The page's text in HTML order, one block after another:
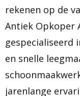
rekenen op de
Antiek Opkoper
gespecialiseerd
en snelle
jarenlange